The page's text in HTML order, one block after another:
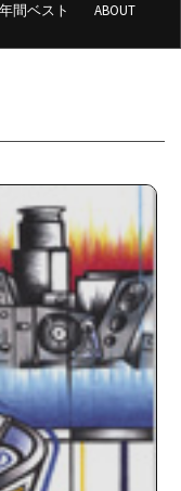
年間ベスト ABOUT